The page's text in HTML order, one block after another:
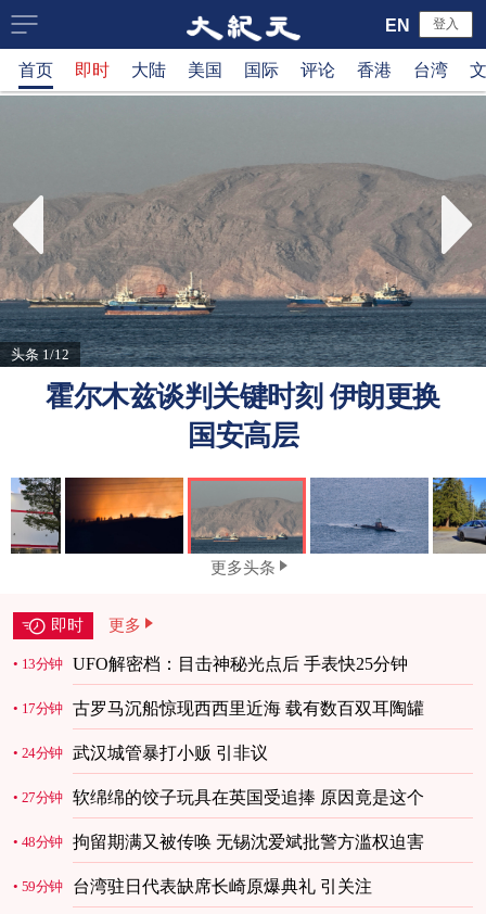
大
纪
新
闻
网
登入
EN
首页 即时 大陆 美国 国际 评论 香港 台湾
头条 1/12
霍尔木兹谈判关键时刻 伊朗更换
国安高层
更多头条
即时 更多
13分钟 UFO解密档：目击神秘光点后 手表快25分钟
17分钟 古罗马沉船惊现西西里近海 载有数百双耳陶罐
24分钟 武汉城管暴打小贩 引非议
27分钟 软绵绵的饺子玩具在英国受追捧 原因竟是这个
48分钟 拘留期满又被传唤 无锡沈爱斌批警方滥权迫害
59分钟 台湾驻日代表缺席长崎原爆典礼 引关注